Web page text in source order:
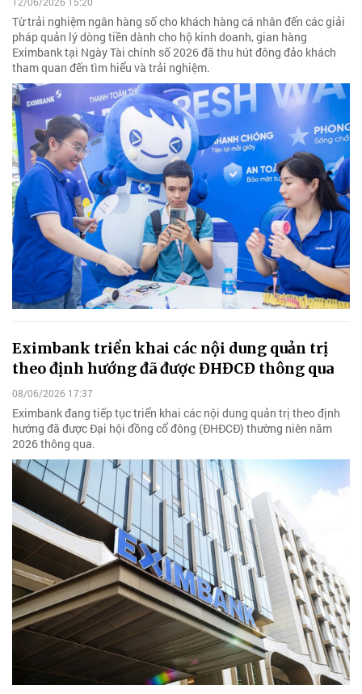
Từ trải nghiệm ngân hàng số cho khách hàng cá nhân đến các giải
pháp quản lý dòng tiền dành cho hộ kinh doanh, gian hàng
Eximbank tại Ngày Tài chính số 2026 đã thu hút đông đảo khách
tham quan đến tìm hiểu và trải nghiệm.
Eximbank triển khai các nội dung quản trị
theo định hướng đã được ĐHĐCĐ thông qua
08/06/2026 17:37
Eximbank đang tiếp tục triển khai các nội dung quản trị theo định
hướng đã được Đại hội đồng cổ đông (ĐHĐCĐ) thường niên năm
2026 thông qua.